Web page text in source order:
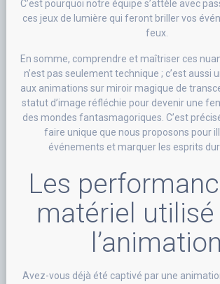
C’est pourquoi notre équipe s’attèle avec
ces jeux de lumière qui feront briller vos
feux.
En somme, comprendre et maîtriser ces
n’est pas seulement technique ; c’est aussi
aux animations sur miroir magique de
statut d’image réfléchie pour devenir une
des mondes fantasmagoriques. C’est
faire unique que nous proposons pour
événements et marquer les esprits
Les
matériel
l’animation
Avez-vous déjà été captivé par une